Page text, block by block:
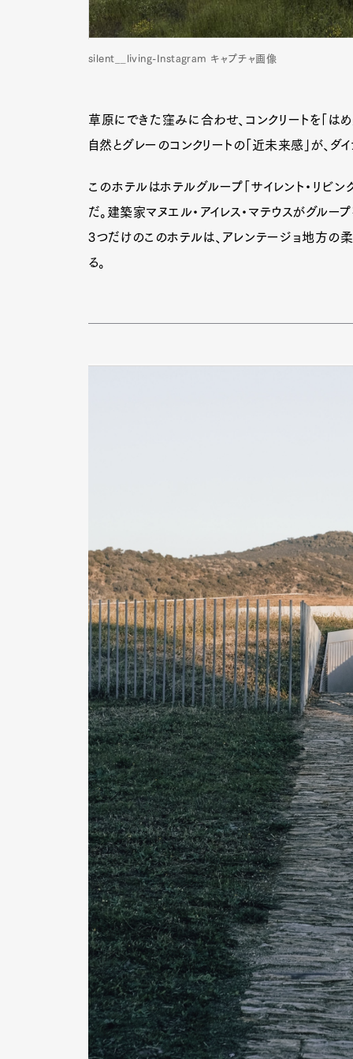
Pen
silent__living-Instagram キャプチャ画像
草原にできた窪みに合わせ、コンクリートを「
自然とグレーのコンクリートの「近未来感」が、ダ
このホテルはホテルグループ「サイレント・リビン
だ。建築家マヌエル・アイレス・マテウスがグルー
3つだけのこのホテルは、アレンテージョ地方の
る。